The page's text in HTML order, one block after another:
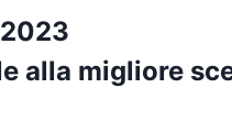
2023
alla migliore